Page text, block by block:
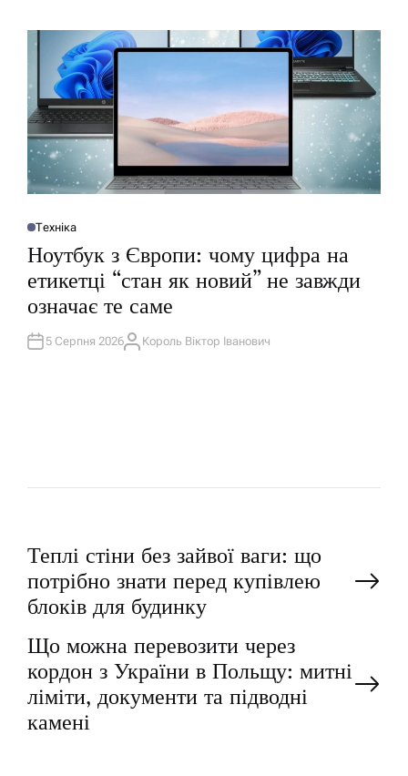
О
Л
К
У
А
Т
Техніка
Ноутбук з Європи: чому цифра на
етикетці “стан як новий” не завжди
означає те саме
5 Серпня 2026А
Король Віктор Іванович
Н
а
в
і
Теплі стіни без зайвої ваги: що
потрібно знати перед купівлею
блоків для будинку
Що можна перевозити через
кордон з України в Польщу: митні
ліміти, документи та підводні
камені